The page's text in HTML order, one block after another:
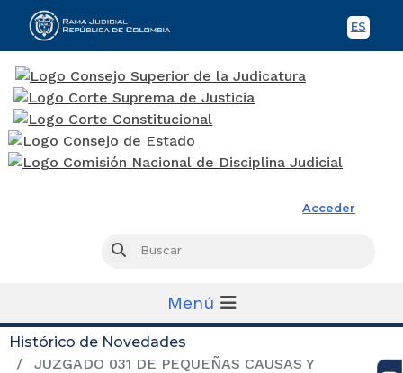
ES
Acceder
Buscar
Menú
Histórico de Novedades
JUZGADO 031 DE PEQUEÑAS CAUSAS Y